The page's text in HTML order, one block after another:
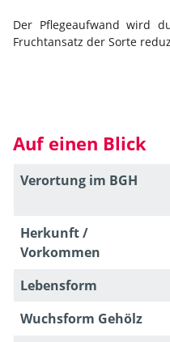
Der Pflegeaufwand wird
Fruchtansatz der Sorte
Auf einen Blick
Verortung im BGH
Herkunft /
Vorkommen
Lebens­form
Wuchsform Gehölz